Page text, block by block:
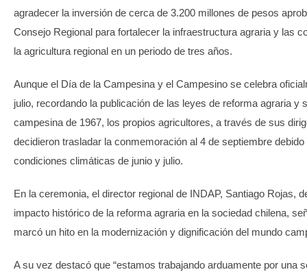
agradecer la inversión de cerca de 3.200 millones de pesos
Consejo Regional para fortalecer la infraestructura agraria y las
la agricultura regional en un periodo de tres años.
Aunque el Día de la Campesina y el Campesino se celebra
julio, recordando la publicación de las leyes de reforma agraria y
campesina de 1967, los propios agricultores, a través de sus
decidieron trasladar la conmemoración al 4 de septiembre
condiciones climáticas de junio y julio.
En la ceremonia, el director regional de INDAP, Santiago Rojas,
impacto histórico de la reforma agraria en la sociedad chilena,
marcó un hito en la modernización y dignificación del mundo
A su vez destacó que “estamos trabajando arduamente por una